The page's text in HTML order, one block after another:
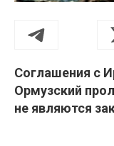
Соглашения с
Ормузский
не являются